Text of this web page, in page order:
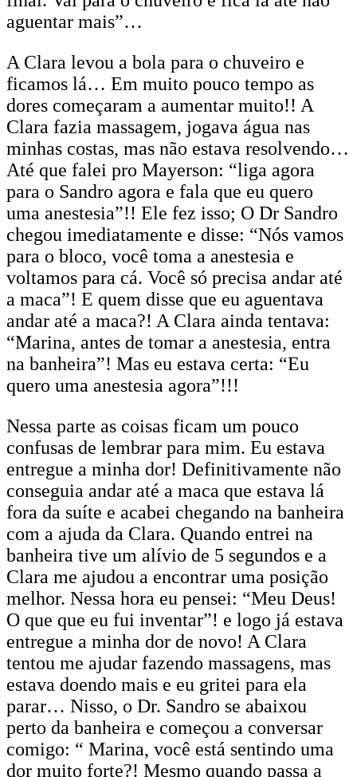
aguentar mais”…
A Clara levou a bola para o chuveiro e
ficamos lá… Em muito pouco tempo as
dores começaram a aumentar muito!! A
Clara fazia massagem, jogava água nas
minhas costas, mas não estava resolvendo…
Até que falei pro Mayerson: “liga agora
para o Sandro agora e fala que eu quero
uma anestesia”!! Ele fez isso; O Dr Sandro
chegou imediatamente e disse: “Nós vamos
para o bloco, você toma a anestesia e
voltamos para cá. Você só precisa andar até
a maca”! E quem disse que eu aguentava
andar até a maca?! A Clara ainda tentava:
“Marina, antes de tomar a anestesia, entra
na banheira”! Mas eu estava certa: “Eu
quero uma anestesia agora”!!!
Nessa parte as coisas ficam um pouco
confusas de lembrar para mim. Eu estava
entregue a minha dor! Definitivamente não
conseguia andar até a maca que estava lá
fora da suíte e acabei chegando na banheira
com a ajuda da Clara. Quando entrei na
banheira tive um alívio de 5 segundos e a
Clara me ajudou a encontrar uma posição
melhor. Nessa hora eu pensei: “Meu Deus!
O que que eu fui inventar”! e logo já estava
entregue a minha dor de novo! A Clara
tentou me ajudar fazendo massagens, mas
estava doendo mais e eu gritei para ela
parar… Nisso, o Dr. Sandro se abaixou
perto da banheira e começou a conversar
comigo: “ Marina, você está sentindo uma
dor muito forte?! Mesmo quando passa a